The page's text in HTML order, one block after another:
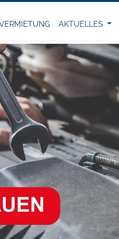
AKTUELLES